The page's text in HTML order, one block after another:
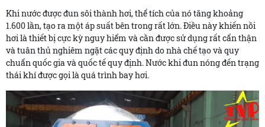
Khi nước được đun sôi thành hơi, thể tích của nó tăng khoảng
1.600 lần, tạo ra một áp suất bên trong rất lớn. Điều này khiến nồi
hơi là thiết bị cực kỳ nguy hiểm và cần được sử dụng rất cẩn thận
và tuân thủ nghiêm ngặt các quy định do nhà chế tạo và quy
chuẩn quốc gia và quốc tế quy định. Nước khi đun nóng đến trạng
thái khí được gọi là quá trình bay hơi.